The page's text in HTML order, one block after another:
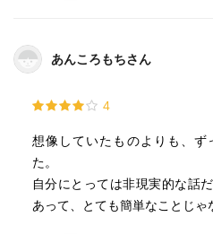
あんころもちさん
4
想像していたものよりも、ず
た。
自分にとっては非現実的な話
あって、とても簡単なことじゃ